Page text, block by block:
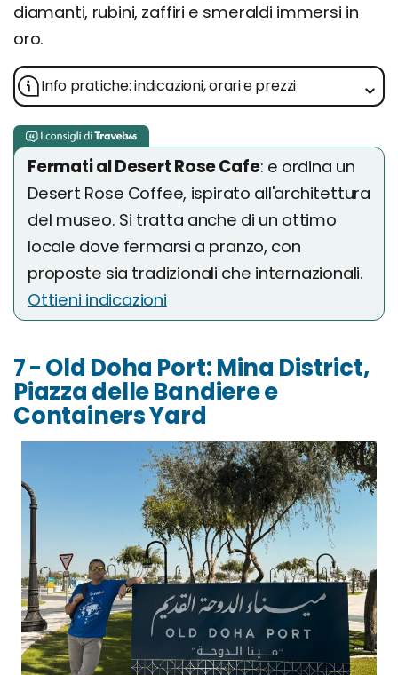
diamanti, rubini, zaffiri e smeraldi immersi in
oro.
Info pratiche: indicazioni, orari e prezzi
Fermati al Desert Rose Cafe: e ordina un
Desert Rose Coffee, ispirato all'architettura
del museo. Si tratta anche di un ottimo
locale dove fermarsi a pranzo, con
proposte sia tradizionali che internazionali.
Ottieni indicazioni
7 - Old Doha Port: Mina District,
Piazza delle Bandiere e
Containers Yard